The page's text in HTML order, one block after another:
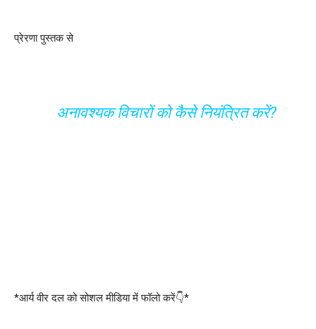
प्रेरणा पुस्तक से
अनावश्यक विचारों को कैसे नियंत्रित करें?
*आर्य वीर दल को सोशल मीडिया में फॉलो करें👇*